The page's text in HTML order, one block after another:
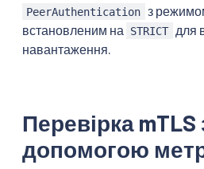
PeerAuthentication з
встановленим на
STRICT
для
навантаження.
Перевірка mTLS
допомогою